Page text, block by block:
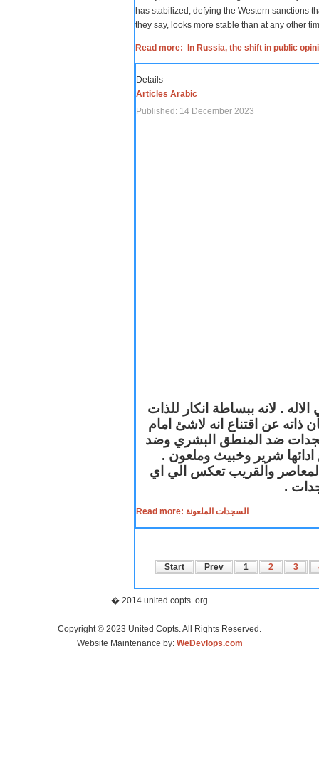
has stabilized, defying the Western sanctions
they say, looks more stable than at any other
Read more: In Russia, the shift in public
Details
Articles Arabic
Published: 14 December 2023
. لانه ببساطة انكار للذات
ذاته عن اقتناع انه لاشئ امام
ضد المنطق البشري وضد
ادائها شرير وخبيث وملعون .
المعاصر والقريب تعكس الي اي
.
Read more: السجدات الملعونة
Start Prev 1 2 3
� 2014 united copts .org
Copyright © 2023 United Copts. All Rights Reserved.
Website Maintenance by: WeDevlops.com